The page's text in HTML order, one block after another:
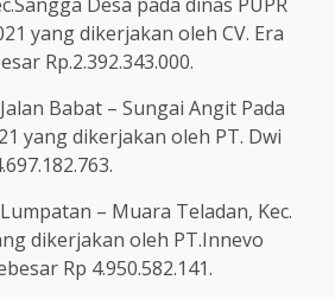
yang dikerjakan oleh CV. Era
Rp.2.392.343.000.
Babat – Sungai Angit Pada
yang dikerjakan oleh PT. Dwi
– Muara Teladan, Kec.
dikerjakan oleh PT.Innevo
Rp 4.950.582.141.